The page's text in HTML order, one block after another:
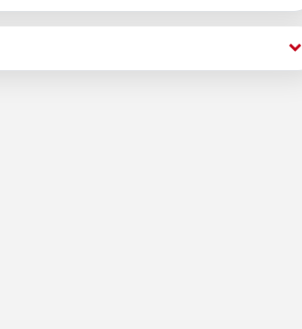
der elsker at være kreative og udtrykke sig
keyboard_arrow_down